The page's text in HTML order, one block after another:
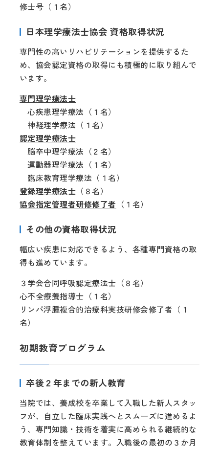
修士号（１名）
日本理学療法士協会 資格取得状況
専門性の高いリハビリテーションを提供するた
め、協会認定資格の取得にも積極的に取り組んで
います。
専門理学療法士
心疾患理学療法（１名）
神経理学療法（１名）
認定理学療法士
脳卒中理学療法（２名）
運動器理学療法（１名）
臨床教育理学療法（１名）
登録理学療法士 （８名）
協会指定管理者研修修了者 （１名）
その他の資格取得状況
幅広い疾患に対応できるよう、各種専門資格の取
得も進めています。
３学会合同呼吸認定療法士（８名）
心不全療養指導士（１名）
リンパ浮腫複合的治療科実技研修会修了者（１
名）
初期教育プログラム
卒後２年までの新人教育
当院では、養成校を卒業して入職した新人スタッ
フが、自立した臨床実践へとスムーズに進めるよ
う、専門知識・技術を着実に高められる継続的な
教育体制を整えています。入職後の最初の３か月